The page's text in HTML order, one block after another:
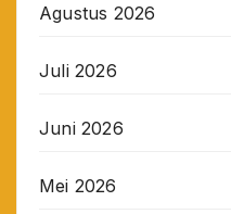
Agustus 2026
Juli 2026
Juni 2026
Mei 2026